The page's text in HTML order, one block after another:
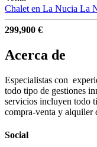
Chalet en La Nucia La
299,900 €
Acerca de
Especialistas con
todo tipo de gestiones
servicios incluyen todo
compra-venta y alquiler
Social